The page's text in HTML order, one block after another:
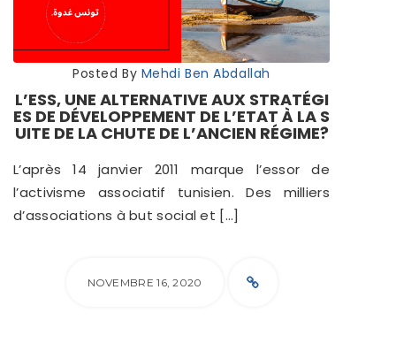
Posted By Mehdi Ben Abdallah
L’ESS, UNE ALTERNATIVE AUX STRATÉGI
ES DE DÉVELOPPEMENT DE L’ETAT À LA S
UITE DE LA CHUTE DE L’ANCIEN RÉGIME?
L’après 14 janvier 2011 marque l’essor de
l’activisme associatif tunisien. Des milliers
d’associations à but social et […]
NOVEMBRE 16, 2020